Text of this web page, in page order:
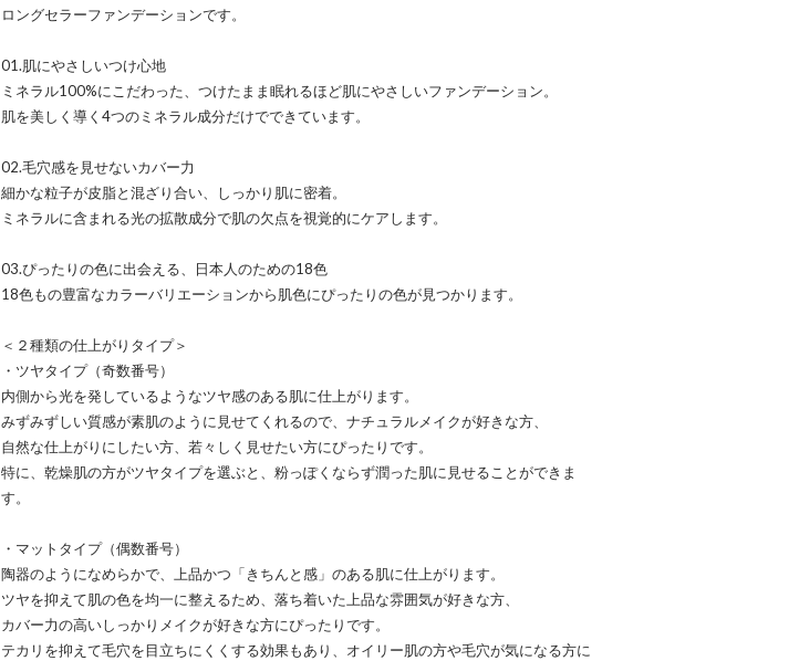
ロングセラーファンデーションです。
01.肌にやさしいつけ心地
ミネラル100%にこだわった、つけたまま眠れるほど肌にやさしいファンデーション。
肌を美しく導く4つのミネラル成分だけでできています。
02.毛穴感を見せないカバー力
細かな粒子が皮脂と混ざり合い、しっかり肌に密着。
ミネラルに含まれる光の拡散成分で肌の欠点を視覚的にケアします。
03.ぴったりの色に出会える、日本人のための18色
18色もの豊富なカラーバリエーションから肌色にぴったりの色が見つかります。
＜２種類の仕上がりタイプ＞
・ツヤタイプ（奇数番号）
内側から光を発しているようなツヤ感のある肌に仕上がります。
みずみずしい質感が素肌のように見せてくれるので、ナチュラルメイクが好きな方、
自然な仕上がりにしたい方、若々しく見せたい方にぴったりです。
特に、乾燥肌の方がツヤタイプを選ぶと、粉っぽくならず潤った肌に見せることができま
す。
・マットタイプ（偶数番号）
陶器のようになめらかで、上品かつ「きちんと感」のある肌に仕上がります。
ツヤを抑えて肌の色を均一に整えるため、落ち着いた上品な雰囲気が好きな方、
カバー力の高いしっかりメイクが好きな方にぴったりです。
テカリを抑えて毛穴を目立ちにくくする効果もあり、オイリー肌の方や毛穴が気になる方に